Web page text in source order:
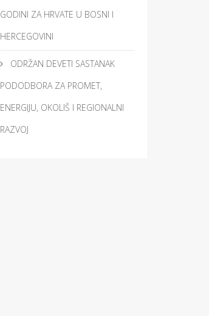
GODINI ZA HRVATE U BOSNI I
HERCEGOVINI
ODRŽAN DEVETI SASTANAK
PODODBORA ZA PROMET,
ENERGIJU, OKOLIŠ I REGIONALNI
RAZVOJ